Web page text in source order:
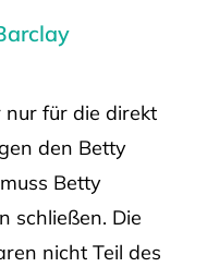
nur für die direkt
den Betty
Betty
schließen. Die
nicht Teil des